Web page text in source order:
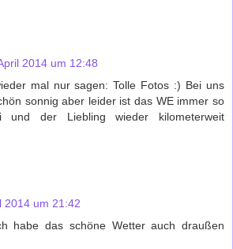
2014 um 12:48
mal nur sagen: Tolle Fotos :) Bei uns
sonnig aber leider ist das WE immer so
und der Liebling wieder kilometerweit
2014 um 21:42
habe das schöne Wetter auch draußen